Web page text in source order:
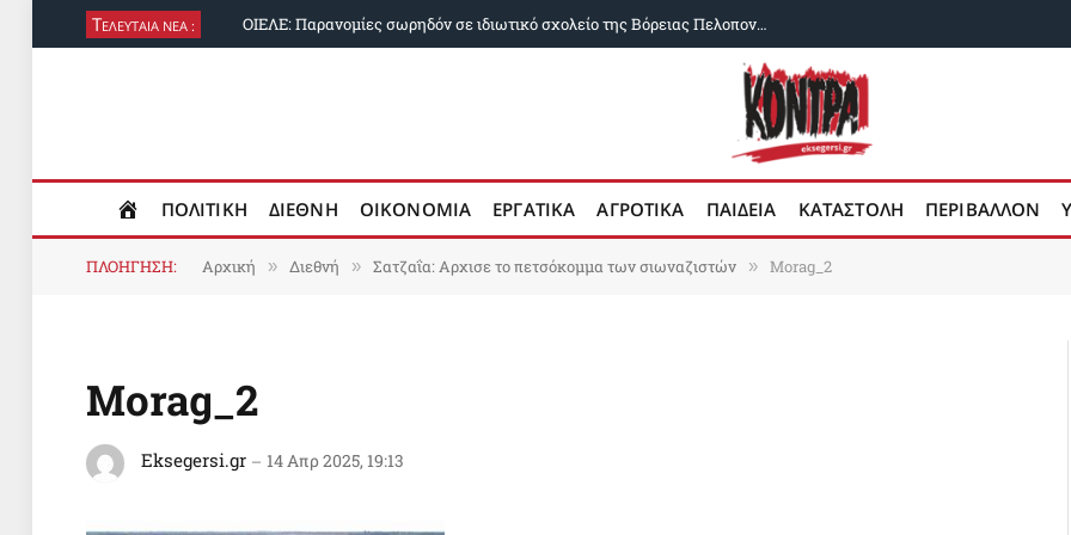
ΤΕΛΕΥΤΑΙΑ ΝΕΑ : ΟΙΕΛΕ: Παρανομίες σωρηδόν σε ιδιωτικό σχολείο της Βόρειας Πελοποννήσου
ΠΟΛΙΤΙΚΗ ΔΙΕΘΝΗ ΟΙΚΟΝΟΜΙΑ ΕΡΓΑΤΙΚΑ ΑΓΡΟΤΙΚΑ ΠΑΙΔΕΙΑ ΚΑΤΑΣΤΟΛΗ ΠΕΡΙΒΑΛΛΟΝ
ΠΛΟΗΓΗΣΗ: Αρχική » Διεθνή » Σατζαΐα: Αρχισε το πετσόκομμα των σιωναζιστών » Morag_2
Morag_2
Eksegersi.gr 14 Απρ 2025, 19:13